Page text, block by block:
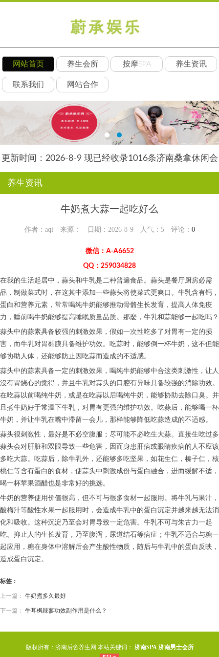
网站首页 养生会所 按摩SPA 养生资讯
联系我们 网站合作
更新时间：2026-8-9 现已经收录1016条济南桑拿休闲会
养生资讯
牛奶煮大蒜一起吃好么
作者：aqi 来源： 日期：2026-8-9 人气： 5评论： 0
微信：A-A6652
QQ：259034828
在我的生活起居中，蒜头和牛乳是二种普遍食品。蒜头是餐厅厨房必需
品，制做菜式时，在这其中添加一些蒜头将使菜式更爽口。牛乳含有钙，
蛋白和营养元素，常常喝纯牛奶能够推动骨骼生长发育，提高人体免疫
力，睡前喝牛奶能够提高睡眠质量品质。那麼，牛乳和蒜能够一起吃吗？
蒜头中的蒜素具备较强的刺激效果，假如一次性吃多了对胃有一定的损
害，而牛乳对胃黏膜具备维护功效。吃蒜时，能够倒一杯牛奶，这不但能
够协助人体，还能够防止因吃蒜而造成的不适感。
蒜头中的蒜素具备一定的刺激效果，喝纯牛奶能够中合这类刺激性，让人
沒有胃烧心的觉得，并且牛乳对蒜头的口腔有异味具备较强的消除功效。
在吃蒜以前喝纯牛奶，或是在吃蒜以后喝纯牛奶，能够协助去除口臭。并
且煮牛奶好于常温下牛乳，对胃有更强的维护功效。吃蒜后，能够喝一杯
牛奶，并让牛乳在嘴中滞留一会儿，那样能够降低吃蒜造成的不适感。
蒜头很刺激性，最好是不必空腹服；尽可能不必吃生大蒜。直接生吃过多
蒜头会对肝脏和双眼导致一些危害，因而身患肝病或眼睛疾病的人不应该
多吃大蒜。吃蒜后，除牛乳外，还能够多吃坚果，如花生仁，榛子仁，核
桃仁等含有蛋白的食材，使蒜头中刺激成份与蛋白融合，进而缓解不适，
喝一杯苹果酒醋也是非常好的挑选。
牛奶的营养使用价值很高，但不可与很多食材一起服用。将牛乳与果汁，
酸梅汁等酸性水果一起服用时，会造成牛乳中的蛋白沉定并越来越无法消
化和吸收。这种沉淀乃至会对胃导致一定危害。牛乳不可与朱古力一起
吃。抑止人的生长发育，乃至腹泻，尿道结石等病症；牛乳不适合与糖一
起应用，糖在身体中溶解后会产生酸性物质，随后与牛乳中的蛋白反映，
造成蛋白沉定。
标签：
上一篇： 牛奶煮多久最好
下一篇： 牛耳枫辣蓼功效副作用是什么？
版权所有：济南后舍养生网 本站关键词： 济南SPA 济南男士会所